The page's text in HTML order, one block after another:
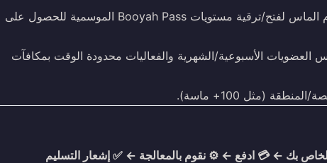
— استخدم الماس لفتح/ترقية مستويات Booyah Pass الموسمية للحصول على
العضويات الأسبوعية/الشهرية والفعاليات محدودة الوقت بمكافآت
(مثل 100+ ماسة).
بك ← 💳 ادفع ← ⚙️ نقوم بالمعالجة ← ✅ إشعار التسليم